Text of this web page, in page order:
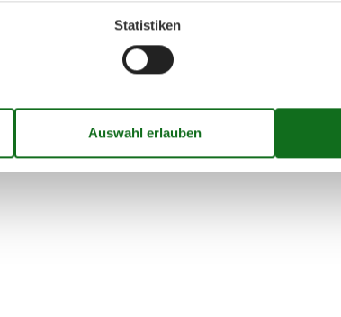
Statistiken